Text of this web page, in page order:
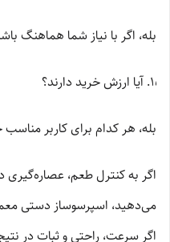
بله، اگر با نیاز شما هماهنگ
آیا ارزش خرید دارند؟
بله، هر کدام برای کاربر
اگر به کنترل طعم،
می‌دهید، اسپرسوساز دستی
اگر سرعت، راحتی و ثبات در